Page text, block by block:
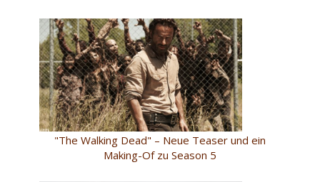
"The Walking Dead" – Neue Teaser und ein
Making-Of zu Season 5